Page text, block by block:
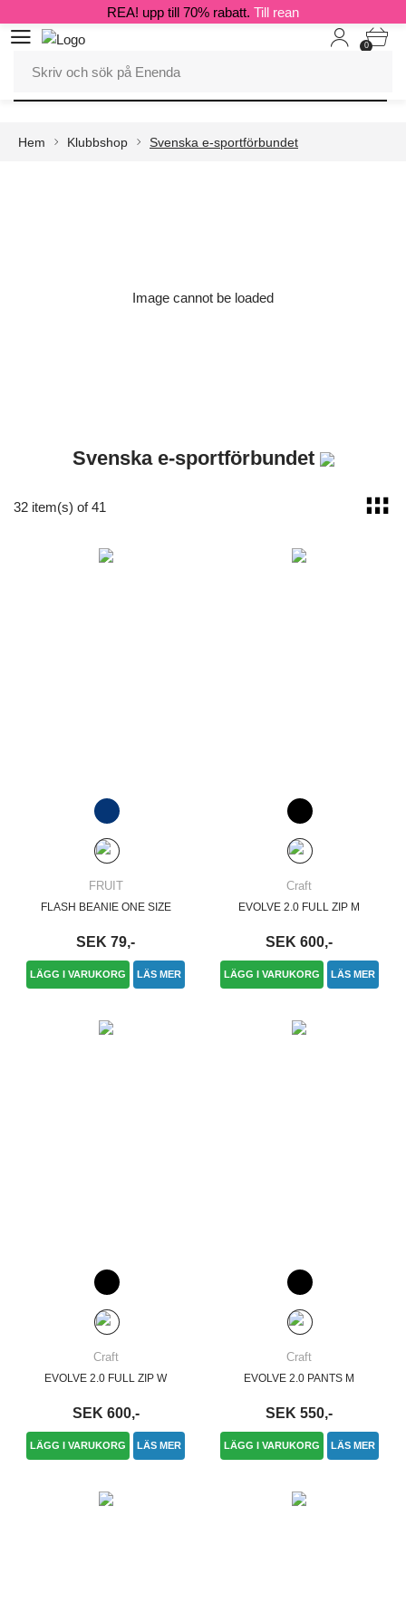
0
REA! upp till 70% rabatt. Till rean
Hem Klubbshop Svenska e-sportförbundet
Image cannot be loaded
Svenska e-sportförbundet
32 item(s) of 41
FRUIT
FLASH BEANIE ONE SIZE
SEK 79,-
LÄGG I VARUKORG LÄS MER
Craft
EVOLVE 2.0 FULL ZIP M
SEK 600,-
LÄGG I VARUKORG LÄS MER
Craft
EVOLVE 2.0 FULL ZIP W
SEK 600,-
LÄGG I VARUKORG LÄS MER
Craft
EVOLVE 2.0 PANTS M
SEK 550,-
LÄGG I VARUKORG LÄS MER